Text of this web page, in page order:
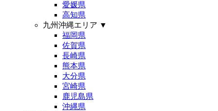
愛媛県
高知県
九州沖縄エリア ▼
福岡県
佐賀県
長崎県
熊本県
大分県
宮崎県
鹿児島県
沖縄県